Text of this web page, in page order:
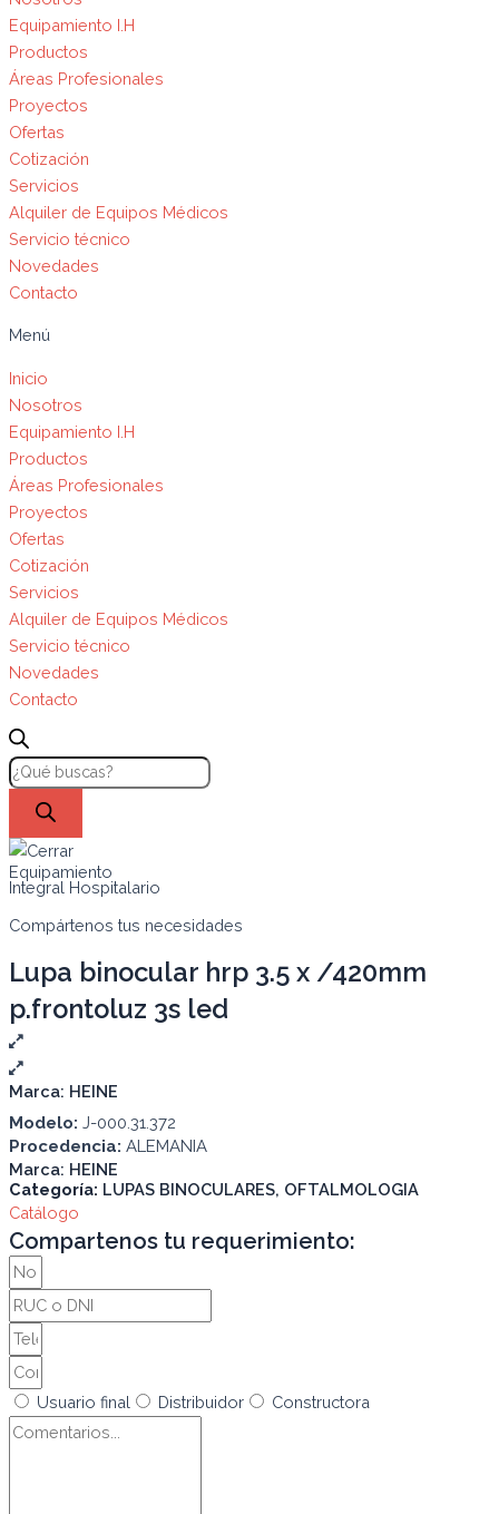
Equipamiento I.H
Productos
Áreas Profesionales
Proyectos
Ofertas
Cotización
Servicios
Alquiler de Equipos Médicos
Servicio técnico
Novedades
Contacto
Menú
Inicio
Nosotros
Equipamiento I.H
Productos
Áreas Profesionales
Proyectos
Ofertas
Cotización
Servicios
Alquiler de Equipos Médicos
Servicio técnico
Novedades
Contacto
Equipamiento
Integral Hospitalario
Compártenos tus necesidades
Lupa binocular hrp 3.5 x /420mm
p.frontoluz 3s led
Marca: HEINE
Modelo: J-000.31.372
Procedencia: ALEMANIA
Marca: HEINE
Categoría: LUPAS BINOCULARES, OFTALMOLOGIA
Catálogo
Compartenos tu requerimiento:
Usuario final Distribuidor Constructora